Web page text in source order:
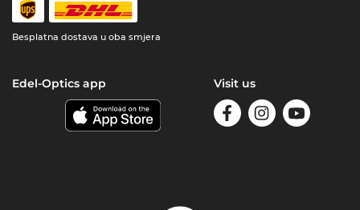
Besplatna dostava u oba smjera
Edel-Optics app Visit us